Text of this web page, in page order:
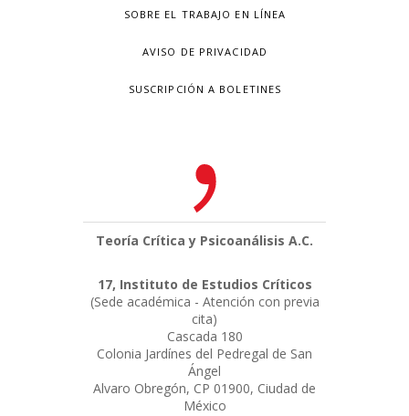
SOBRE EL TRABAJO EN LÍNEA
AVISO DE PRIVACIDAD
SUSCRIPCIÓN A BOLETINES
Teoría Crítica y Psicoanálisis A.C.
17, Instituto de Estudios Críticos
(Sede académica - Atención con previa
cita)
Cascada 180
Colonia Jardínes del Pedregal de San
Ángel
Alvaro Obregón, CP 01900, Ciudad de
México